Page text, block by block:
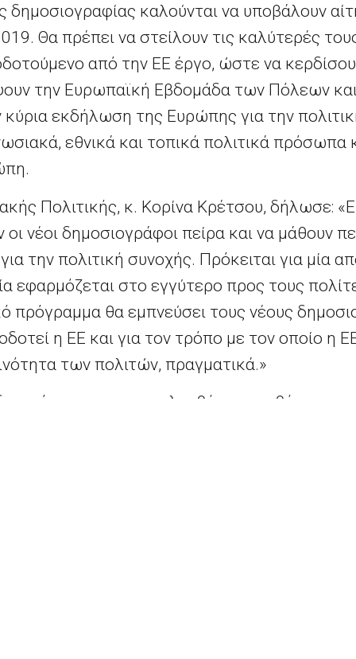
δημοσιογραφίας καλούνται να υποβάλουν
Θα πρέπει να στείλουν τις καλύτερές
από την ΕΕ έργο, ώστε να
την Ευρωπαϊκή Εβδομάδα των Πόλεων
εκδήλωση της Ευρώπης για την
εθνικά και τοπικά πολιτικά πρόσωπα
Πολιτικής, κ. Κορίνα Κρέτσου, δήλωσε:
νέοι δημοσιογράφοι πείρα και να μάθουν
την πολιτική συνοχής. Πρόκειται για μία
εφαρμόζεται στο εγγύτερο προς τους
πρόγραμμα θα εμπνεύσει τους νέους
η ΕΕ και για τον τρόπο με τον οποίο η
των πολιτών, πραγματικά.»
να παρακολουθήσουν μαθήματα